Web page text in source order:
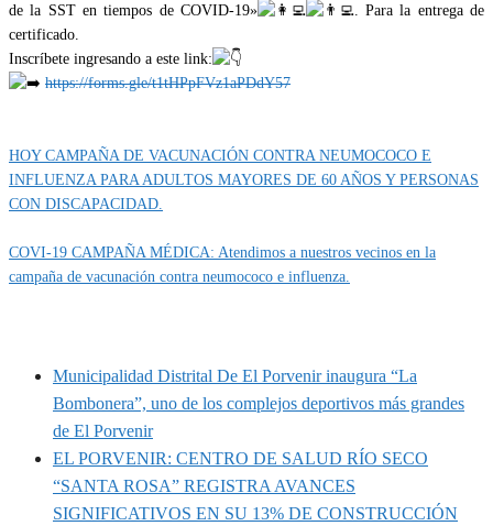
de la SST en tiempos de COVID-19»
. Para la entrega de
certificado.
Inscríbete ingresando a este link:
https://forms.gle/t1tHPpFVz1aPDdY57
HOY CAMPAÑA DE VACUNACIÓN CONTRA NEUMOCOCO E
INFLUENZA PARA ADULTOS MAYORES DE 60 AÑOS Y PERSONAS
CON DISCAPACIDAD.
COVI-19 CAMPAÑA MÉDICA: Atendimos a nuestros vecinos en la
campaña de vacunación contra neumococo e influenza.
Municipalidad Distrital De El Porvenir inaugura “La
Bombonera”, uno de los complejos deportivos más grandes
de El Porvenir
EL PORVENIR: CENTRO DE SALUD RÍO SECO
“SANTA ROSA” REGISTRA AVANCES
SIGNIFICATIVOS EN SU 13% DE CONSTRUCCIÓN